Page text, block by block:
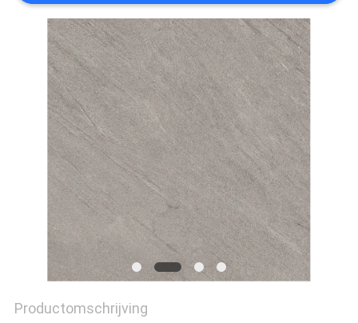
PRIVACYBELEID
Productomschrijving